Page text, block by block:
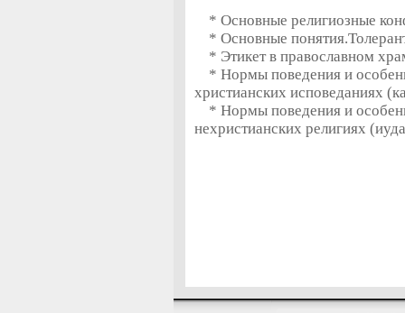
* Основные религиозные
* Основные
* Этикет в православном
* Нормы поведения и
христианских исповеданиях
* Нормы поведения и
нехристианских религиях